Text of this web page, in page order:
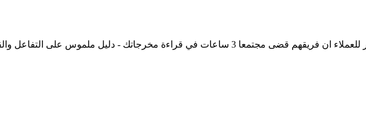
بانفسهم، او استخدم ضابط 'البريد الالكتروني المسموح به' لتقييد رابط على مستلم واحد محدد.